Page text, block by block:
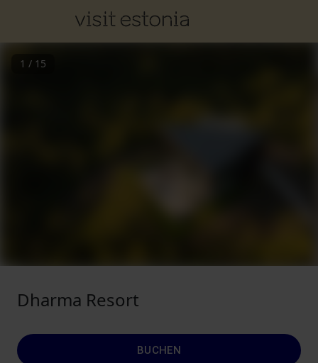
1 / 15
Dharma Resort
BUCHEN